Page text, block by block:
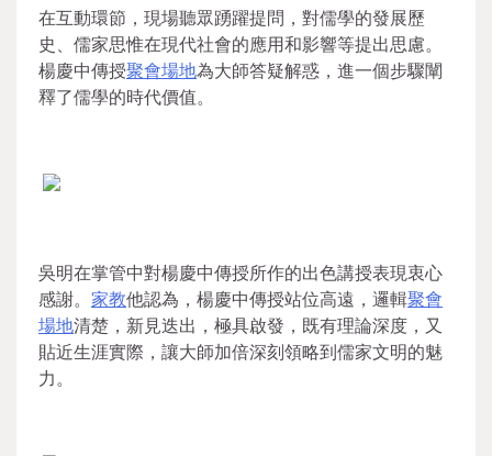
在互動環節，現場聽眾踴躍提問，對儒學的發展歷
史、儒家思惟在現代社會的應用和影響等提出思慮。
楊慶中傳授聚會場地為大師答疑解惑，進一個步驟闡
釋了儒學的時代價值。
吳明在掌管中對楊慶中傳授所作的出色講授表現衷心
感謝。 家教他認為，楊慶中傳授站位高遠，邏輯聚會
場地清楚，新見迭出，極具啟發，既有理論深度，又
貼近生涯實際，讓大師加倍深刻領略到儒家文明的魅
力。